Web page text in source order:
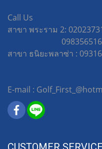
Call Us
สาขา พระราม 2:
สาขา ธนิยะพลาซ่า :
E-mail :